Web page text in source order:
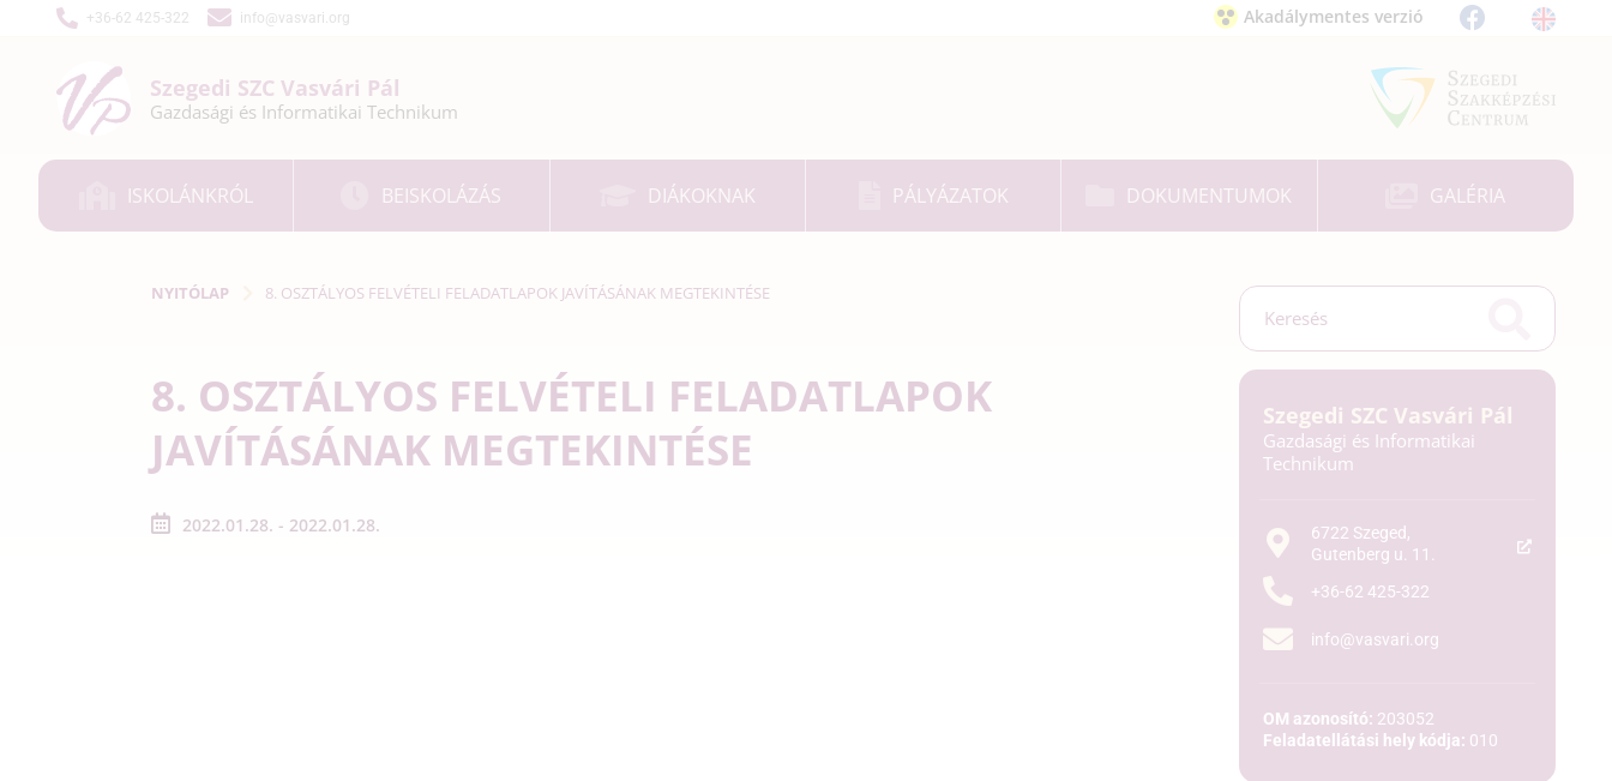
+36-62 425-322 info@vasvari.org Akadálymentes verzió
Szegedi SZC Vasvári Pál
Gazdasági és Informatikai Technikum
ISKOLÁNKRÓL BEISKOLÁZÁS DIÁKOKNAK PÁLYÁZATOK DOKUMENTUMOK GALÉRIA
NYITÓLAP 8. OSZTÁLYOS FELVÉTELI FELADATLAPOK JAVÍTÁSÁNAK MEGTEKINTÉSE
8. OSZTÁLYOS FELVÉTELI FELADATLAPOK
JAVÍTÁSÁNAK MEGTEKINTÉSE
2022.01.28. - 2022.01.28.
Szegedi SZC Vasvári Pál
Gazdasági és Informatikai
Technikum
6722 Szeged,
Gutenberg u. 11.
+36-62 425-322
info@vasvari.org
OM azonosító: 203052
Feladatellátási hely kódja: 010